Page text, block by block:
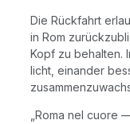
Die Rück­fahrt
in Rom
Kopf zu behal­ten.
licht, ein­an­der
„Roma nel cuo­re